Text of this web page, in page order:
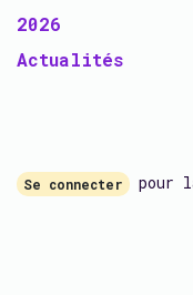
2026
Actualités
Se connecter pour